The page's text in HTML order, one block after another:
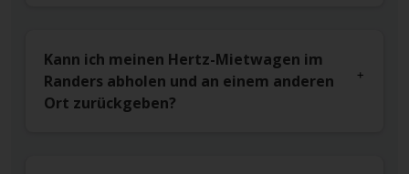
Kann ich meinen Hertz-Mietwagen im
Randers abholen und an einem anderen
Ort zurückgeben?